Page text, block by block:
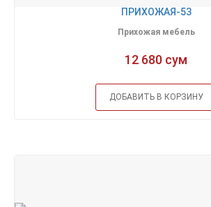
ПРИХОЖАЯ-53
Прихожая мебель
12 680 сум
ДОБАВИТЬ В КОРЗИНУ